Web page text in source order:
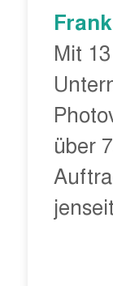
Mit
über